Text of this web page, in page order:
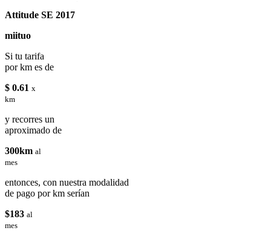
Attitude SE 2017
miituo
Si tu tarifa
por km es de
$ 0.61 x
km
y recorres un
aproximado de
300km al
mes
entonces, con nuestra modalidad
de pago por km serían
$183 al
mes